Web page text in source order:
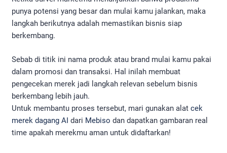
punya potensi yang besar dan mulai kamu jalankan, maka
langkah berikutnya adalah memastikan bisnis siap
berkembang.
Sebab di titik ini nama produk atau brand mulai kamu pakai
dalam promosi dan transaksi. Hal inilah membuat
pengecekan merek jadi langkah relevan sebelum bisnis
berkembang lebih jauh.
Untuk membantu proses tersebut, mari gunakan alat cek
merek dagang AI dari Mebiso dan dapatkan gambaran real
time apakah merekmu aman untuk didaftarkan!